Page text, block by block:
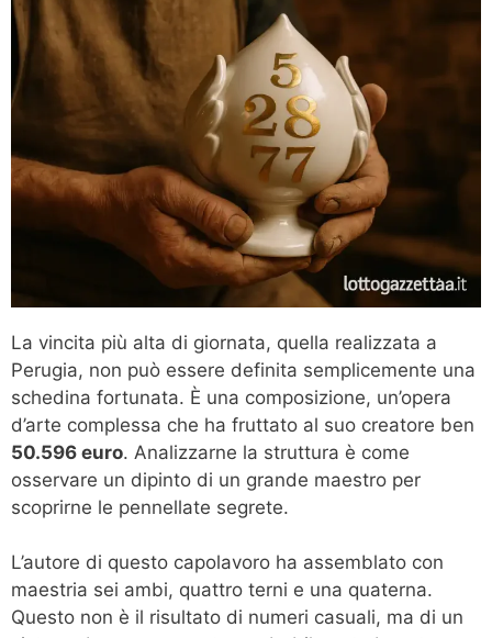
La vincita più alta di giornata, quella realizzata a
Perugia, non può essere definita semplicemente una
schedina fortunata. È una composizione, un’opera
d’arte complessa che ha fruttato al suo creatore ben
50.596 euro. Analizzarne la struttura è come
osservare un dipinto di un grande maestro per
scoprirne le pennellate segrete.
L’autore di questo capolavoro ha assemblato con
maestria sei ambi, quattro terni e una quaterna.
Questo non è il risultato di numeri casuali, ma di un